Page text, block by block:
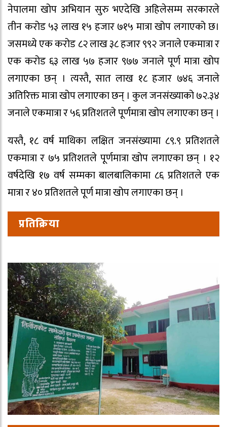
नेपालमा खोप अभियान सुरु भएदेखि अहिलेसम्म सरकारले
तीन करोड ५३ लाख १५ हजार ७१५ मात्रा खोप लगाएको छ।
जसमध्ये एक करोड ८२ लाख ३८ हजार ९९२ जनाले एकमात्रा र
एक करोड ६३ लाख ५७ हजार ९७७ जनाले पूर्ण मात्रा खोप
लगाएका छन् । त्यस्तै, सात लाख १८ हजार ७४६ जनाले
अतिरिक्त मात्रा खोप लगाएका छन् । कुल जनसंख्याको ७२.३४
जनाले एकमात्रा र ५६ प्रतिशतले पूर्णमात्रा खोप लगाएका छन् ।
यस्तै, १८ वर्ष माथिका लक्षित जनसंख्यामा ८९.९ प्रतिशतले
एकमात्रा र ७५ प्रतिशतले पूर्णमात्रा खोप लगाएका छन् । १२
वर्षदेखि १७ वर्ष सम्मका बालबालिकामा ८६ प्रतिशतले एक
मात्रा र ४० प्रतिशतले पूर्ण मात्रा खोप लगाएका छन् ।
प्रतिक्रिया